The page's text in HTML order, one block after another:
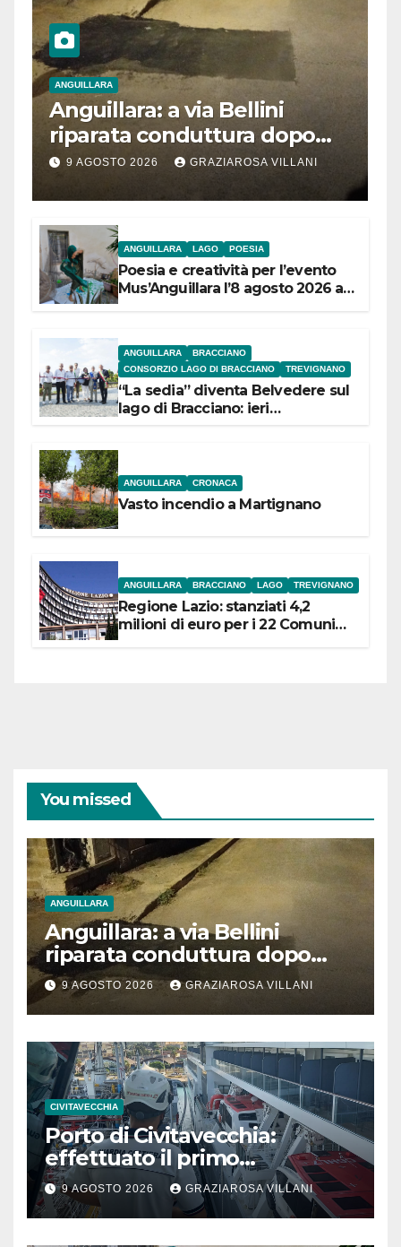
ANGUILLARA
Anguillara: a via Bellini
riparata conduttura dopo
segnalazione IdD
9 AGOSTO 2026 GRAZIAROSA VILLANI
ANGUILLARA LAGO POESIA
Poesia e creatività per l’evento
Mus’Anguillara l’8 agosto 2026 al
ANGUILLARA
BRACCIANO
CONSORZIO LAGO DI BRACCIANO
TREVIGNANO
“La sedia” diventa Belvedere sul
lago di Bracciano: ieri
ANGUILLARA CRONACA
Vasto incendio a Martignano
ANGUILLARA BRACCIANO LAGO TREVIGNANO
Regione Lazio: stanziati 4,2
milioni di euro per i 22 Comuni
You missed
ANGUILLARA
Anguillara: a via Bellini
riparata conduttura dopo
segnalazione IdD
9 AGOSTO 2026 GRAZIAROSA VILLANI
CIVITAVECCHIA
Porto di Civitavecchia:
effettuato il primo
rifornimento di GNL ad una
nave da crociera
9 AGOSTO 2026 GRAZIAROSA VILLANI